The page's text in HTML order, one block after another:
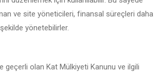
ve site yöneticileri, finansal süreçleri daha
yönetebilirler.
geçerli olan Kat Mülkiyeti Kanunu ve ilgili